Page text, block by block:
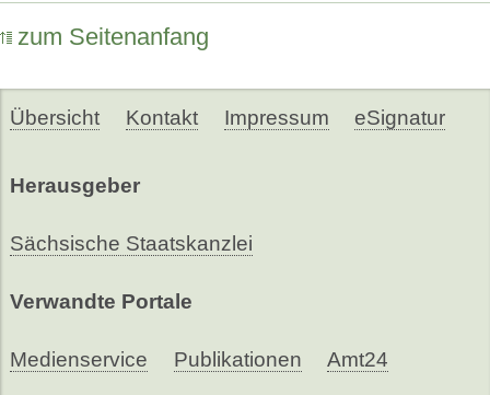
zum Seitenanfang
Übersicht Kontakt Impressum eSignatur
Herausgeber
Sächsische Staatskanzlei
Verwandte Portale
Medienservice Publikationen Amt24